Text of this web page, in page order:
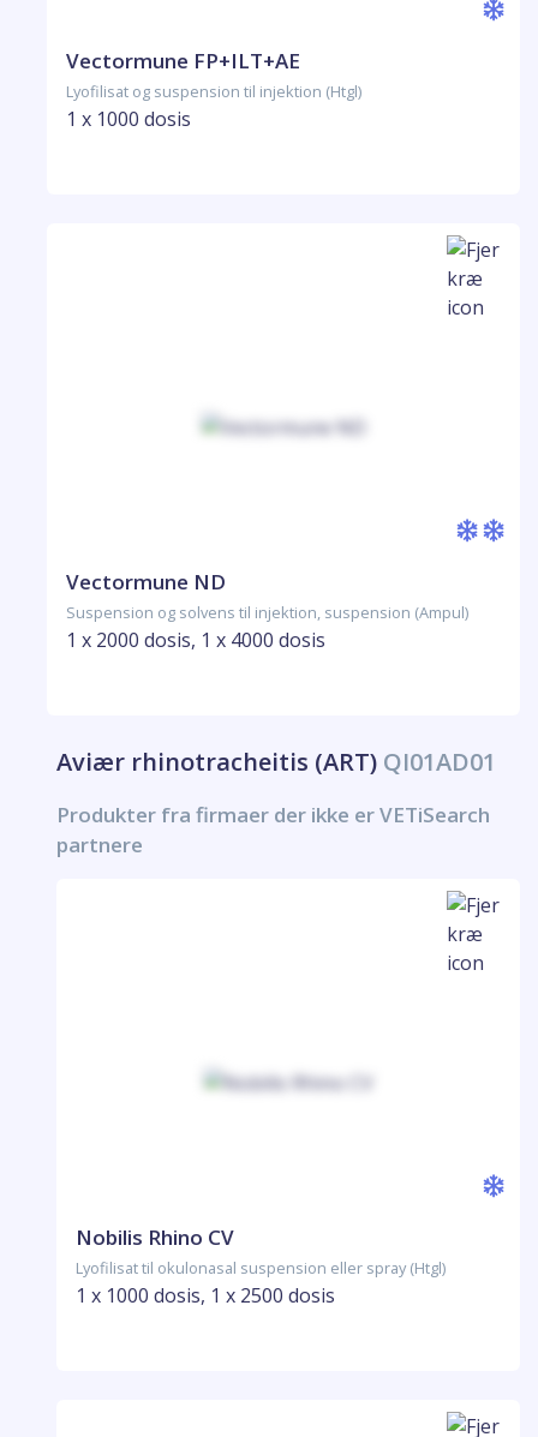
Vectormune FP+ILT+AE
Lyofilisat og suspension til injektion (Htgl)
1 x 1000 dosis
Vectormune ND
Suspension og solvens til injektion, suspension (Ampul)
1 x 2000 dosis, 1 x 4000 dosis
Aviær rhinotracheitis (ART) QI01AD01
Produkter fra firmaer der ikke er VETiSearch
partnere
Nobilis Rhino CV
Lyofilisat til okulonasal suspension eller spray (Htgl)
1 x 1000 dosis, 1 x 2500 dosis